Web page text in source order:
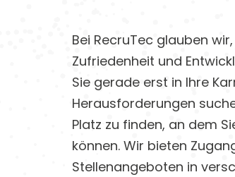
Bei RecruTec glauben
Zufriedenheit und
Sie gerade erst in Ihre
Herausforderungen
Platz zu finden, an dem
können. Wir bieten
Stellenangeboten in